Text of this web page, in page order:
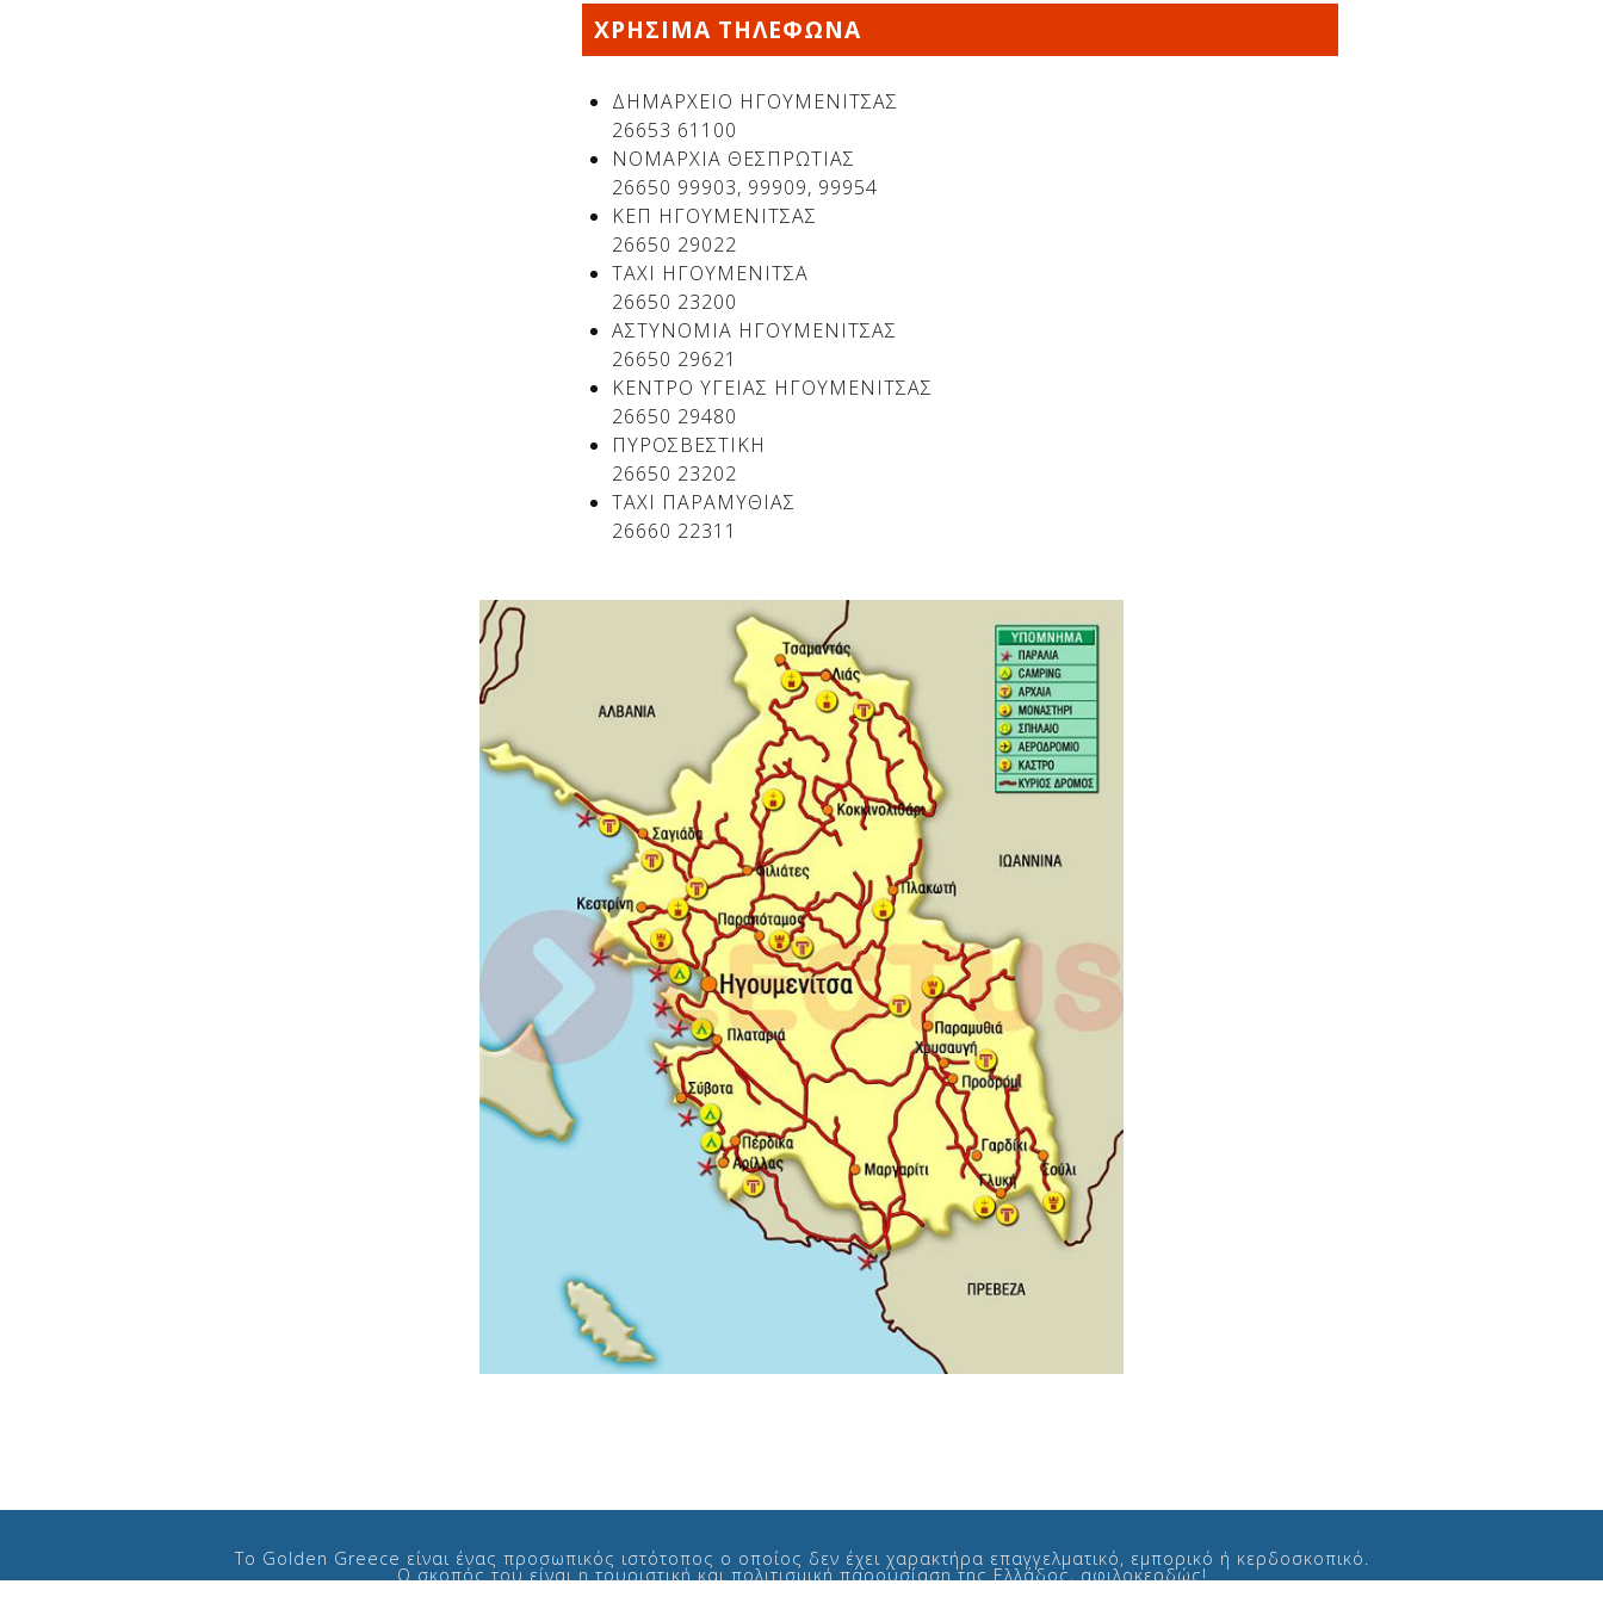
ΧΡΗΣΙΜΑ ΤΗΛΕΦΩΝΑ
ΔΗΜΑΡΧΕΙΟ ΗΓΟΥΜΕΝΙΤΣΑΣ
26653 61100
ΝΟΜΑΡΧΙΑ ΘΕΣΠΡΩΤΙΑΣ
26650 99903, 99909, 99954
ΚΕΠ ΗΓΟΥΜΕΝΙΤΣΑΣ
26650 29022
ΤΑΧΙ ΗΓΟΥΜΕΝΙΤΣΑ
26650 23200
ΑΣΤΥΝΟΜΙΑ ΗΓΟΥΜΕΝΙΤΣΑΣ
26650 29621
ΚΕΝΤΡΟ ΥΓΕΙΑΣ ΗΓΟΥΜΕΝΙΤΣΑΣ
26650 29480
ΠΥΡΟΣΒΕΣΤΙΚΗ
26650 23202
ΤΑΧΙ ΠΑΡΑΜΥΘΙΑΣ
26660 22311
Το Golden Greece είναι ένας προσωπικός ιστότοπος ο οποίος δεν έχει χαρακτήρα επαγγελματικό, εμπορικό ή κερδοσκοπικό.
Ο σκοπός του είναι η τουριστική και πολιτισμική παρουσίαση της Ελλάδος, αφιλοκερδώς!